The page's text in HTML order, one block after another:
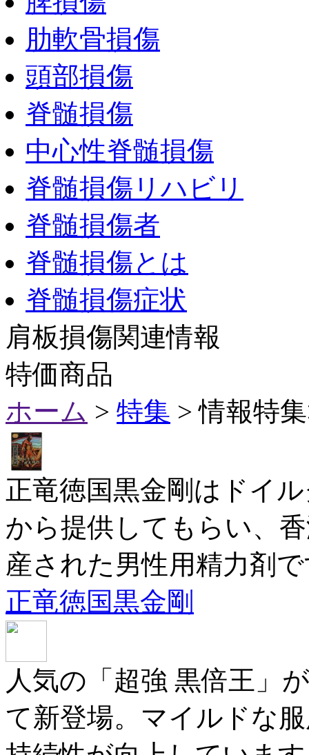
肋軟骨損傷
頭部損傷
脊髄損傷
中心性脊髄損傷
脊髄損傷リハビリ
脊髄損傷者
脊髄損傷とは
脊髄損傷症状
肩板損傷関連情報
特価商品
ホーム > 特集 > 情報特
正竜徳国黒金剛はドイ
から提供してもらい、
産された男性用精力剤
正竜徳国黒金剛
人気の「超強 黒倍王」
て新登場。マイルドな